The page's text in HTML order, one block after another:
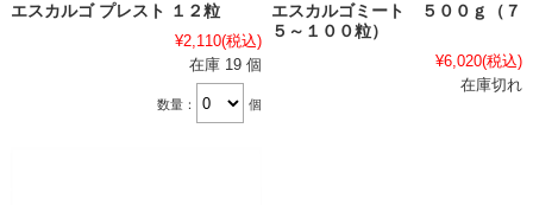
エスカルゴ プレスト １２粒
¥2,110(税込)
在庫 19 個
数量： 個
エスカルゴミート ５００ｇ（７
５～１００粒）
¥6,020(税込)
在庫切れ